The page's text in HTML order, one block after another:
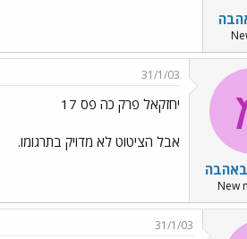
New
31/1/03
יחזקאל פרק כה פס 17
אבל הציטוט לא מדויק בתרגומו.
31/1/03